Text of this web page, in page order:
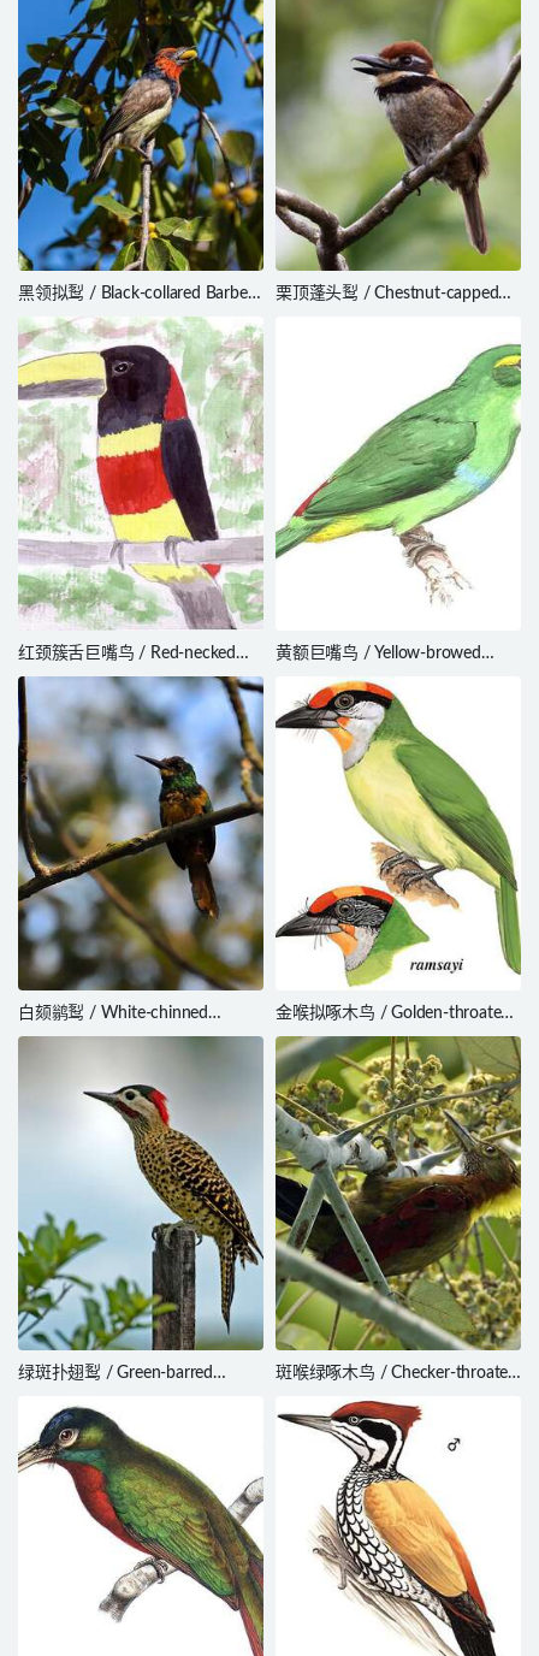
黑领拟䴕 / Black-collared Barbet
/ Lybius torquatus
栗顶蓬头䴕 / Chestnut-capped
红颈簇舌巨嘴鸟 / Red-necked
Aracari / Pteroglossus bitorquatus
黄额巨嘴鸟 / Yellow-browed
Toucanet / Aulacorhynchus
huallagae
白颏鹟䴕 / White-chinned
Jacamar / Galbula tombacea
金喉拟啄木鸟 / Golden-throated
Barbet / Psilopogon franklinii
绿斑扑翅䴕 / Green-barred
melanochloros
斑喉绿啄木鸟 / Checker-throated
mentale